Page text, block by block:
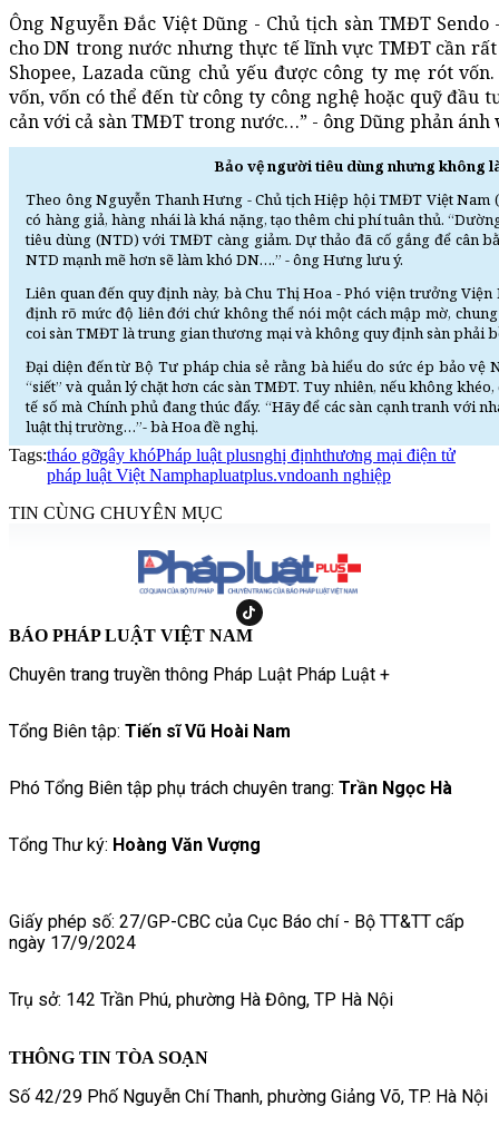
Ông Nguyễn Đắc Việt Dũng - Chủ tịch sàn TMĐT
cho DN trong nước nhưng thực tế lĩnh vực TMĐT cần
Shopee, Lazada cũng chủ yếu được công ty mẹ rót
vốn, vốn có thể đến từ công ty công nghệ hoặc quỹ đầu
cản với cả sàn TMĐT trong nước…” - ông Dũng phản
Bảo vệ người tiêu dùng nhưng không
Theo ông Nguyễn Thanh Hưng - Chủ tịch Hiệp hội TMĐT Việt Nam
có hàng giả, hàng nhái là khá nặng, tạo thêm chi phí tuân thủ.
tiêu dùng (NTD) với TMĐT càng giảm. Dự thảo đã cố gắng để cân
NTD mạnh mẽ hơn sẽ làm khó DN….” - ông Hưng lưu ý.
Liên quan đến quy định này, bà Chu Thị Hoa - Phó viện trưởng
định rõ mức độ liên đới chứ không thể nói một cách mập mờ,
coi sàn TMĐT là trung gian thương mại và không quy định sàn phải
Đại diện đến từ Bộ Tư pháp chia sẻ rằng bà hiểu do sức ép bảo
“siết” và quản lý chặt hơn các sàn TMĐT. Tuy nhiên, nếu không
tế số mà Chính phủ đang thúc đẩy. “Hãy để các sàn cạnh tranh với
luật thị trường…”- bà Hoa đề nghị.
Tags:tháo gỡgây khóPháp luật plusnghị địnhthương mại điện tử
pháp luật Việt Namphapluatplus.vndoanh nghiệp
TIN CÙNG CHUYÊN MỤC
BÁO PHÁP LUẬT VIỆT NAM
Chuyên trang truyền thông Pháp Luật Pháp Luật +
Tổng Biên tập: Tiến sĩ Vũ Hoài Nam
Phó Tổng Biên tập phụ trách chuyên trang: Trần Ngọc Hà
Tổng Thư ký: Hoàng Văn Vượng
Giấy phép số: 27/GP-CBC của Cục Báo chí - Bộ TT&TT cấp
ngày 17/9/2024
Trụ sở: 142 Trần Phú, phường Hà Đông, TP Hà Nội
THÔNG TIN TÒA SOẠN
Số 42/29 Phố Nguyễn Chí Thanh, phường Giảng Võ, TP. Hà Nội